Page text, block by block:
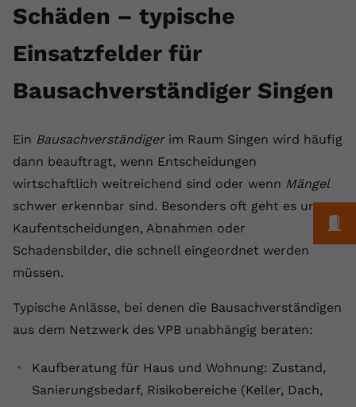
Schäden – typische
Einsatzfelder für
Bausachverständiger Singen
Ein Bausachverständigerim Raum Singen wird häufig
dann beauftragt, wenn Entscheidungen
wirtschaftlich weitreichend sind oder wenn Mängel
schwer erkennbar sind. Besonders oft geht es um
Kaufentscheidungen, Abnahmen oder
Schadensbilder, die schnell eingeordnet werden
müssen.
Typische Anlässe, bei denen die Bausachverständigen
aus dem Netzwerk des VPB unabhängig beraten:
Kaufberatung für Haus und Wohnung: Zustand,
Sanierungsbedarf, Risikobereiche (Keller, Dach,
speichern, der eingebettete YouTube-
Videos verwendet.
Laufzeit Session
Zweck
Dieser von YouTube gesetzte Cookie
Daten darüber zu speichern, welche
Videos von YouTube der Nutzer
gesehen hat.
Anbieter Youtube.com
Laufzeit Session
Dieser von YouTube gesetzte Cookie